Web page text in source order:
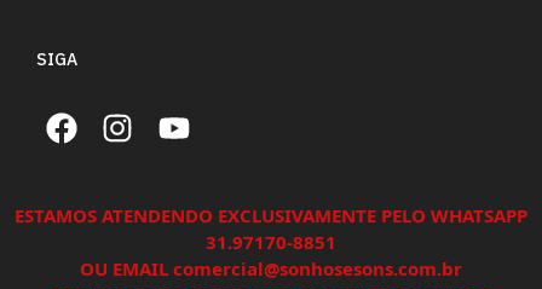
SIGA
ESTAMOS ATENDENDO EXCLUSIVAMENTE PELO WHATSAPP
31.97170-8851
OU EMAIL comercial@sonhosesons.com.br